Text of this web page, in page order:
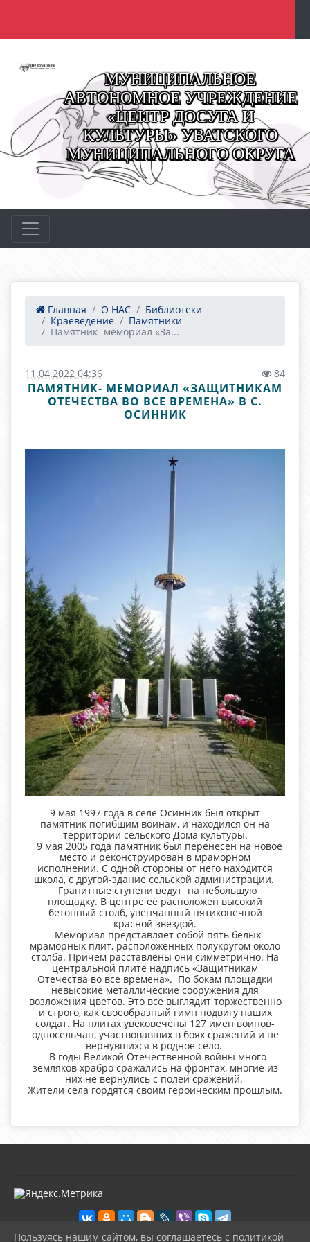
МУНИЦИПАЛЬНОЕ
АВТОНОМНОЕ УЧРЕЖДЕНИЕ
«ЦЕНТР ДОСУГА И
КУЛЬТУРЫ» УВАТСКОГО
МУНИЦИПАЛЬНОГО ОКРУГА
Главная О НАС
Библиотеки
Краеведение
Памятники
Памятник- мемориал «За...
11.04.2022 04:36 84
ПАМЯТНИК- МЕМОРИАЛ «ЗАЩИТНИКАМ
ОТЕЧЕСТВА ВО ВСЕ ВРЕМЕНА» В С.
ОСИННИК
9 мая 1997 года в селе Осинник был открыт
памятник погибшим воинам, и находился он на
территории сельского Дома культуры.
9 мая 2005 года памятник был перенесен на новое
место и реконструирован в мраморном
исполнении. С одной стороны от него находится
школа, с другой-здание сельской администрации.
Гранитные ступени ведут на небольшую
площадку. В центре её расположен высокий
бетонный столб, увенчанный пятиконечной
красной звездой.
Мемориал представляет собой пять белых
мраморных плит, расположенных полукругом около
столба. Причем расставлены они симметрично. На
центральной плите надпись «Защитникам
Отечества во все времена». По бокам площадки
невысокие металлические сооружения для
возложения цветов. Это все выглядит торжественно
и строго, как своеобразный гимн подвигу наших
солдат. На плитах увековечены 127 имен воинов-
односельчан, участвовавших в боях сражений и не
вернувшихся в родное село.
В годы Великой Отечественной войны много
земляков храбро сражались на фронтах, многие из
них не вернулись с полей сражений.
Жители села гордятся своим героическим прошлым.
Пользуясь нашим сайтом, вы соглашаетесь с политикой